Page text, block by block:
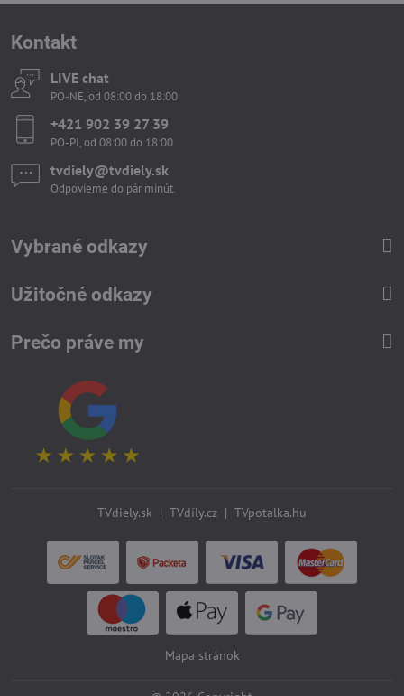
Kontakt
LIVE chat
PO-NE, od 08:00 do 18:00
+421 902 39 27 39
PO-PI, od 08:00 do 18:00
tvdiely​​@tvdiely​​.sk
Odpovieme do pár minút.
Vybrané odkazy
Užitočné odkazy
Prečo práve my
TVdiely.sk | TVdíly.cz | TVpotalka.hu
Mapa stránok